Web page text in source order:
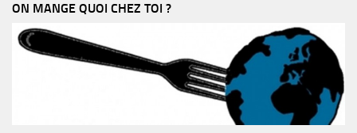
ON MANGE QUOI CHEZ TOI ?